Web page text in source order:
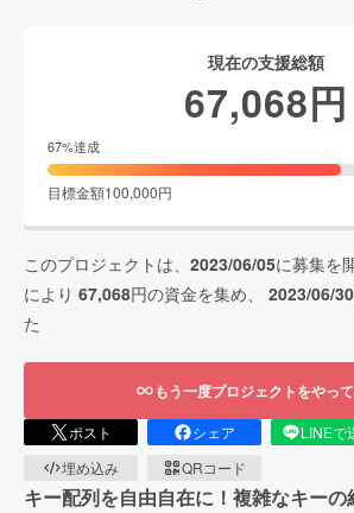
現在の支援総額
67,068円
67%達成
目標金額100,000円
このプロジェクトは、 2023/06/05に募集を
により 67,068円の資金を集め、 2023/06/30
た
もう一度プロジェクトをやっ
ポスト シェア LINEで
埋め込み
QRコード
キー配列を自由自在に！複雑なキー